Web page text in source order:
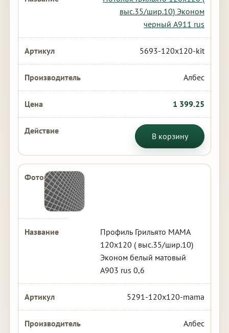
выс.35/шир.10) Эконом
черный А911 rus
5693-120x120-kit
Албес
1 399.25
В корзину
Профиль Грильято МАМА
120х120 ( выс.35/шир.10)
Эконом белый матовый
А903 rus 0,6
5291-120x120-mama
Албес